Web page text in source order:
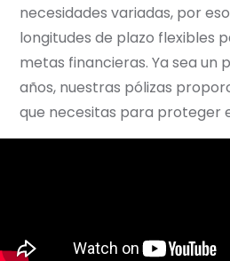
necesidades variadas, por
longitudes de plazo flexibles
metas financieras. Ya sea un
años, nuestras pólizas
que necesitas para proteger